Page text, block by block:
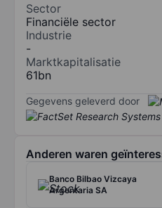
Sector
Financiële sector
Industrie
-
Marktkapitalisatie
61bn
Gegevens geleverd door
Anderen waren
Banco Bilbao Vizcaya
Argentaria SA